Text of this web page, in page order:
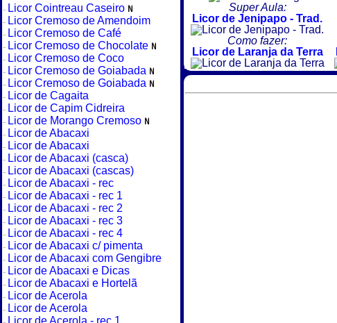
Licor Cointreau Caseiro
Licor Cremoso de Amendoim
Licor Cremoso de Café
Licor Cremoso de Chocolate
Licor Cremoso de Coco
Licor Cremoso de Goiabada
Licor Cremoso de Goiabada
Licor de Cagaita
Licor de Capim Cidreira
Licor de Morango Cremoso
Licor de Abacaxi
Licor de Abacaxi
Licor de Abacaxi (casca)
Licor de Abacaxi (cascas)
Licor de Abacaxi - rec
Licor de Abacaxi - rec 1
Licor de Abacaxi - rec 2
Licor de Abacaxi - rec 3
Licor de Abacaxi - rec 4
Licor de Abacaxi c/ pimenta
Licor de Abacaxi com Gengibre
Licor de Abacaxi e Dicas
Licor de Abacaxi e Hortelã
Licor de Acerola
Licor de Acerola
Super Aula:
Licor de Jenipapo - Trad.
Como fazer:
Licor de Laranja da Terra